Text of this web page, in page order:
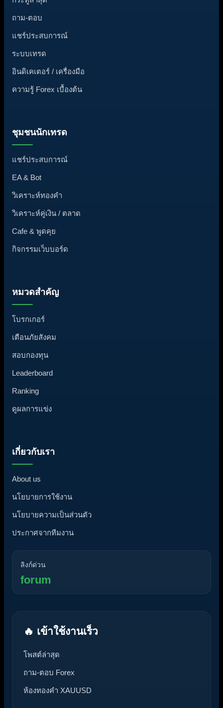
ถาม-ตอบ
แชร์ประสบการณ์
ระบบเทรด
อินดิเคเตอร์ / เครื่องมือ
ความรู้ Forex เบื้องต้น
ชุมชนนักเทรด
แชร์ประสบการณ์
EA & Bot
วิเคราะห์ทองคำ
วิเคราะห์คู่เงิน / ตลาด
Cafe & พูดคุย
กิจกรรมเว็บบอร์ด
หมวดสำคัญ
โบรกเกอร์
เตือนภัยสังคม
สอบกองทุน
Leaderboard
Ranking
ดูผลการแข่ง
เกี่ยวกับเรา
About us
นโยบายการใช้งาน
นโยบายความเป็นส่วนตัว
ประกาศจากทีมงาน
ลิงก์ด่วน
forum
🔥 เข้าใช้งานเร็ว
โพสต์ล่าสุด
ถาม-ตอบ Forex
ห้องทองคำ XAUUSD